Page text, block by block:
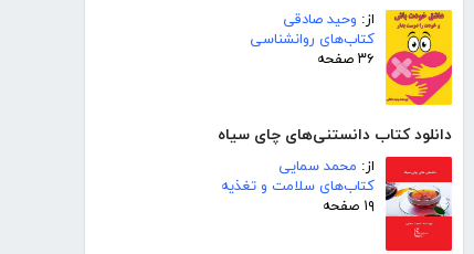
از: وحید صادقی
کتاب‌های روانشناسی
۳۶ صفحه
دانلود کتاب دانستنی‌های چای سیاه
از: محمد سمایی
کتاب‌های سلامت و تغذیه
۱۹ صفحه